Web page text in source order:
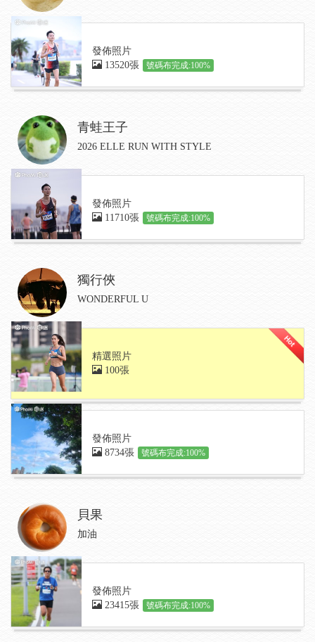
發佈照片
13520張
號碼布完成:100%
青蛙王子
2026 ELLE RUN WITH STYLE
發佈照片
11710張
號碼布完成:100%
獨行俠
WONDERFUL U
精選照片
100張
發佈照片
8734張
號碼布完成:100%
貝果
加油
發佈照片
23415張
號碼布完成:100%